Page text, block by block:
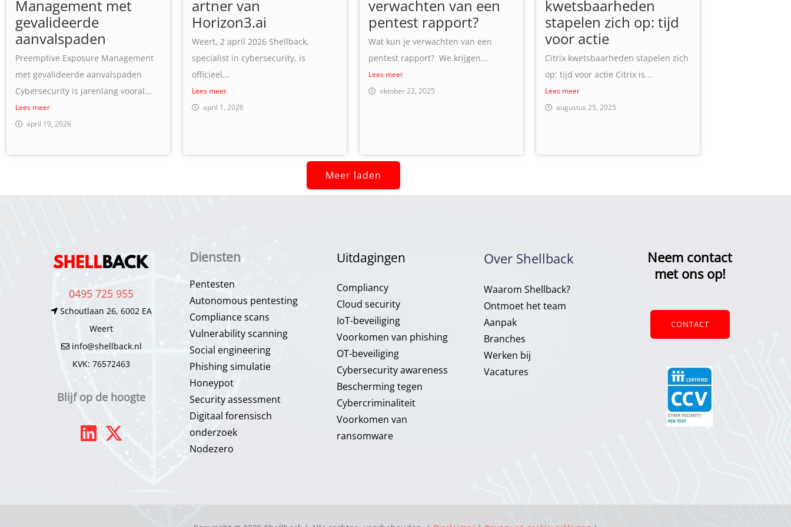
Management met
gevalideerde
aanvalspaden
Preemptive Exposure Management
met gevalideerde aanvalspaden
Cybersecurity is jarenlang vooral...
Lees meer
april 19, 2026
artner van
Horizon3.ai
Weert, 2 april 2026 Shellback,
specialist in cybersecurity, is
officieel...
Lees meer
april 1, 2026
verwachten van een
pentest rapport?
Wat kun je verwachten van een
pentest rapport? We krijgen...
Lees meer
oktober 22, 2025
kwetsbaarheden
stapelen zich op: tijd
voor actie
Citrix kwetsbaarheden stapelen zich
op: tijd voor actie Citrix is...
Lees meer
augustus 25, 2025
Meer laden
0495 725 955
Schoutlaan 26, 6002 EA
Weert
info@shellback.nl
KVK: 76572463
Blijf op de hoogte
Diensten
Pentesten
Autonomous pentesting
Compliance scans
Vulnerability scanning
Social engineering
Phishing simulatie
Honeypot​
Security assessment
Digitaal forensisch
onderzoek
Nodezero
Uitdagingen
Compliancy​
Cloud security
IoT-beveiliging
Voorkomen van phishing
OT-beveiliging
Cybersecurity awareness
Bescherming tegen
Cybercriminaliteit
Voorkomen van
ransomware
Over Shellback
Waarom Shellback?
Ontmoet het team
Aanpak
Branches
Werken bij
Vacatures
Neem contact
met ons op!
CONTACT